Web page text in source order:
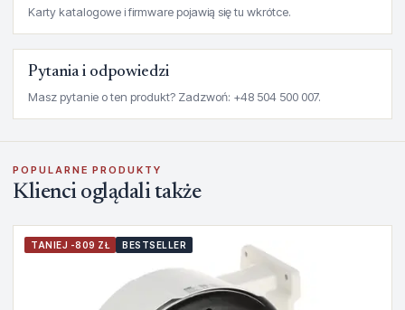
Karty katalogowe i firmware pojawią się tu wkrótce.
Pytania i odpowiedzi
Masz pytanie o ten produkt? Zadzwoń: +48 504 500 007.
POPULARNE PRODUKTY
Klienci oglądali także
TANIEJ -809 ZŁ BESTSELLER